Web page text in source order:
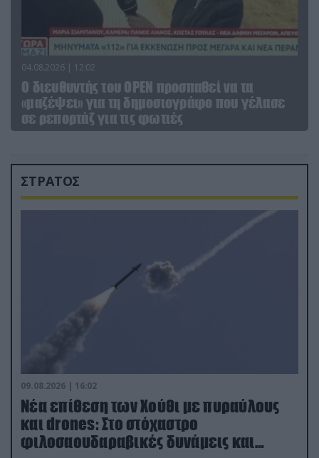
04.08.2026 | 12:02
O διευθυντής του OPEN προσπαθεί να τα
«μαζέψει» για τη δημοσιογράφο που γέλασε
σε ρεπορτάζ για τις φωτιές
ΣΤΡΑΤΟΣ
09.08.2026 | 16:02
Νέα επίθεση των Χούθι με πυραύλους
και drones: Στο στόχαστρο
φιλοσαουδαραβικές δυνάμεις και